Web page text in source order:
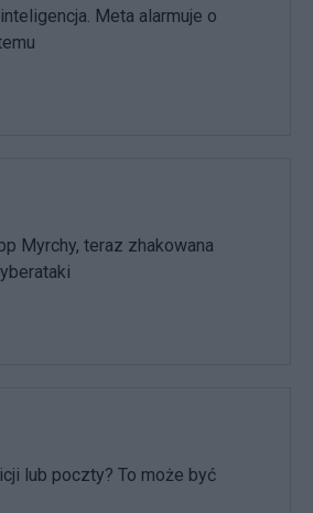
Meta alarmuje o
Myrchy, teraz zhakowana
lub poczty? To może być